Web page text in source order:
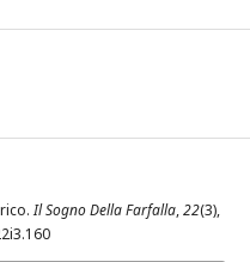
Il Sogno Della Farfalla,22(3),